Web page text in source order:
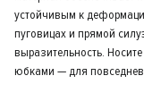
устойчивым к
пуговицах и прямой
выразительность.
юбками — для